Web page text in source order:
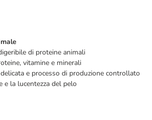
di proteine animali
vitamine e minerali
e processo di produzione controllato
e la lucentezza del pelo